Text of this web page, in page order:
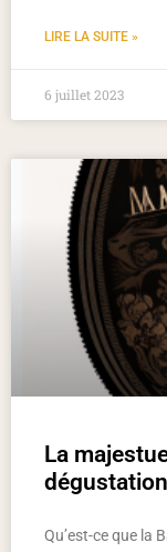
LIRE LA SUITE »
6 juillet 2023
La
Qu’est-ce que la